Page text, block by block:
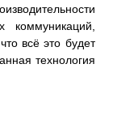
коммуникаций,
всё это будет
технология